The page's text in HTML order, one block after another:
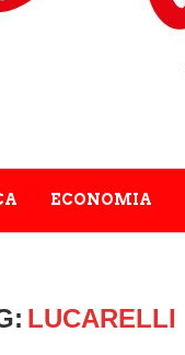
ECONOMIA
LUCARELLI